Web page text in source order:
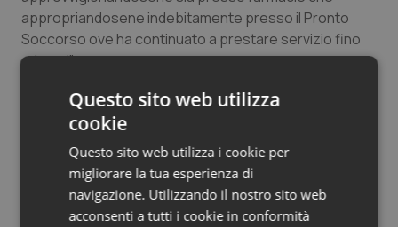
Salute orale & impianti
Tiroide
Tumore al seno
Tumore ovarico
appropriandosene indebitamente presso il Pronto
Soccorso ove ha continuato a prestare servizio fino
ad oggi”.
19 Marzo 2021
Questo sito web utilizza
cookie
Questo sito web utilizza i cookie per
migliorare la tua esperienza di
navigazione. Utilizzando il nostro sito web
acconsenti a tutti i cookie in conformità